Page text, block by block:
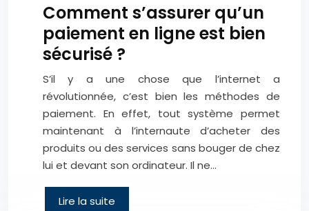
Comment s’assurer qu’un
paiement en ligne est bien
sécurisé ?
S’il y a une chose que l’internet a
révolutionnée, c’est bien les méthodes de
paiement. En effet, tout système permet
maintenant à l’internaute d’acheter des
produits ou des services sans bouger de chez
lui et devant son ordinateur. Il ne…
Lire la suite